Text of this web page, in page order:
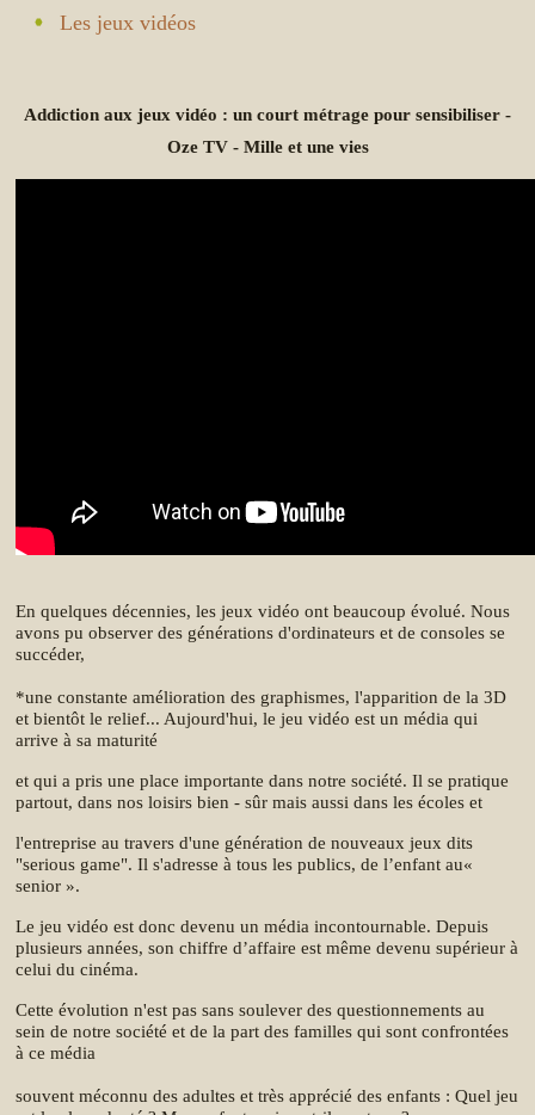
Les jeux vidéos
Addiction aux jeux vidéo : un court métrage pour sensibiliser -
Oze TV - Mille et une vies
En quelques décennies, les jeux vidéo ont beaucoup évolué. Nous
avons pu observer des générations d'ordinateurs et de consoles se
succéder,
*une constante amélioration des graphismes, l'apparition de la 3D
et bientôt le relief... Aujourd'hui, le jeu vidéo est un média qui
arrive à sa maturité
et qui a pris une place importante dans notre société. Il se pratique
partout, dans nos loisirs bien - sûr mais aussi dans les écoles et
l'entreprise au travers d'une génération de nouveaux jeux dits
"serious game". Il s'adresse à tous les publics, de l’enfant au«
senior ».
Le jeu vidéo est donc devenu un média incontournable. Depuis
plusieurs années, son chiffre d’affaire est même devenu supérieur à
celui du cinéma.
Cette évolution n'est pas sans soulever des questionnements au
sein de notre société et de la part des familles qui sont confrontées
à ce média
souvent méconnu des adultes et très apprécié des enfants : Quel jeu